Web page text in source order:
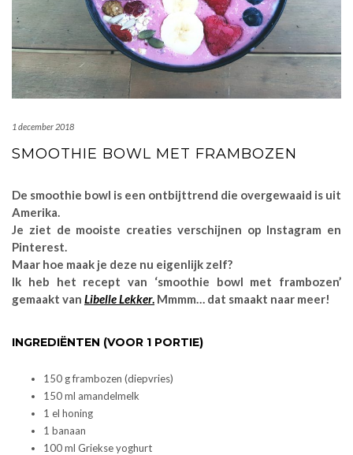
1 december 2018
SMOOTHIE BOWL MET FRAMBOZEN
De smoothie bowl is een ontbijttrend die overgewaaid is uit
Amerika.
Je ziet de mooiste creaties verschijnen op Instagram en
Pinterest.
Maar hoe maak je deze nu eigenlijk zelf?
Ik heb het recept van ‘smoothie bowl met frambozen’
gemaakt van Libelle Lekker. Mmmm… dat smaakt naar meer!
INGREDIËNTEN (VOOR 1 PORTIE)
150 g frambozen (diepvries)
150 ml amandelmelk
1 el honing
1 banaan
100 ml Griekse yoghurt